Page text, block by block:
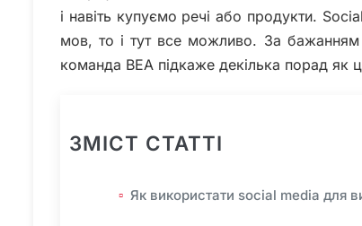
і навіть купуємо речі або продукти.
мов, то і тут все можливо. За бажанням
команда BEA підкаже декілька порад
ЗМІСТ СТАТТІ
Як використати social media для